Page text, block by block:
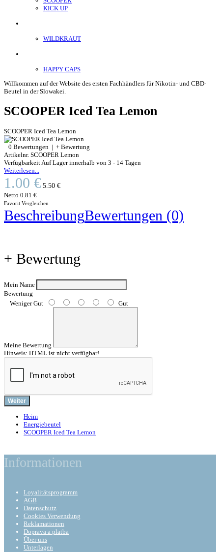
KICK UP
WILDKRAUT
HAPPY CAPS
Willkommen auf der Website des ersten Fachhändlers für Nikotin- und CBD-
Beutel in der Slowakei.
SCOOPER Iced Tea Lemon
SCOOPER Iced Tea Lemon
0 Bewertungen | + Bewertung
Artikelnr. SCOOPER Lemon
Verfügbarkeit Auf Lager innerhalb von 3 - 14 Tagen
Weiterlesen...
1.00 € 5.50 €
Netto 0.81 €
Favorit Vergleichen
BeschreibungBewertungen (0)
+ Bewertung
Mein Name
Bewertung
Weniger Gut
Gut
Meine Bewertung
Hinweis: HTML ist nicht verfügbar!
Weiter
Heim
Energiebeutel
SCOOPER Iced Tea Lemon
Informationen
Loyalitätsprogramm
AGB
Datenschutz
Cookies Verwendung
Reklamationen
Doprava a platba
Über uns
Unterlagen